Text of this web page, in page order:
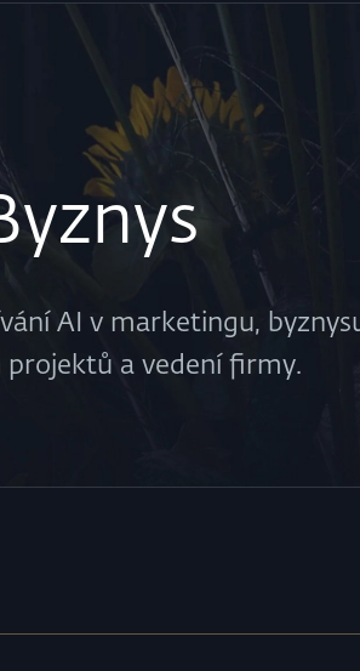
AI v marketingu,
projektů a vedení firmy.